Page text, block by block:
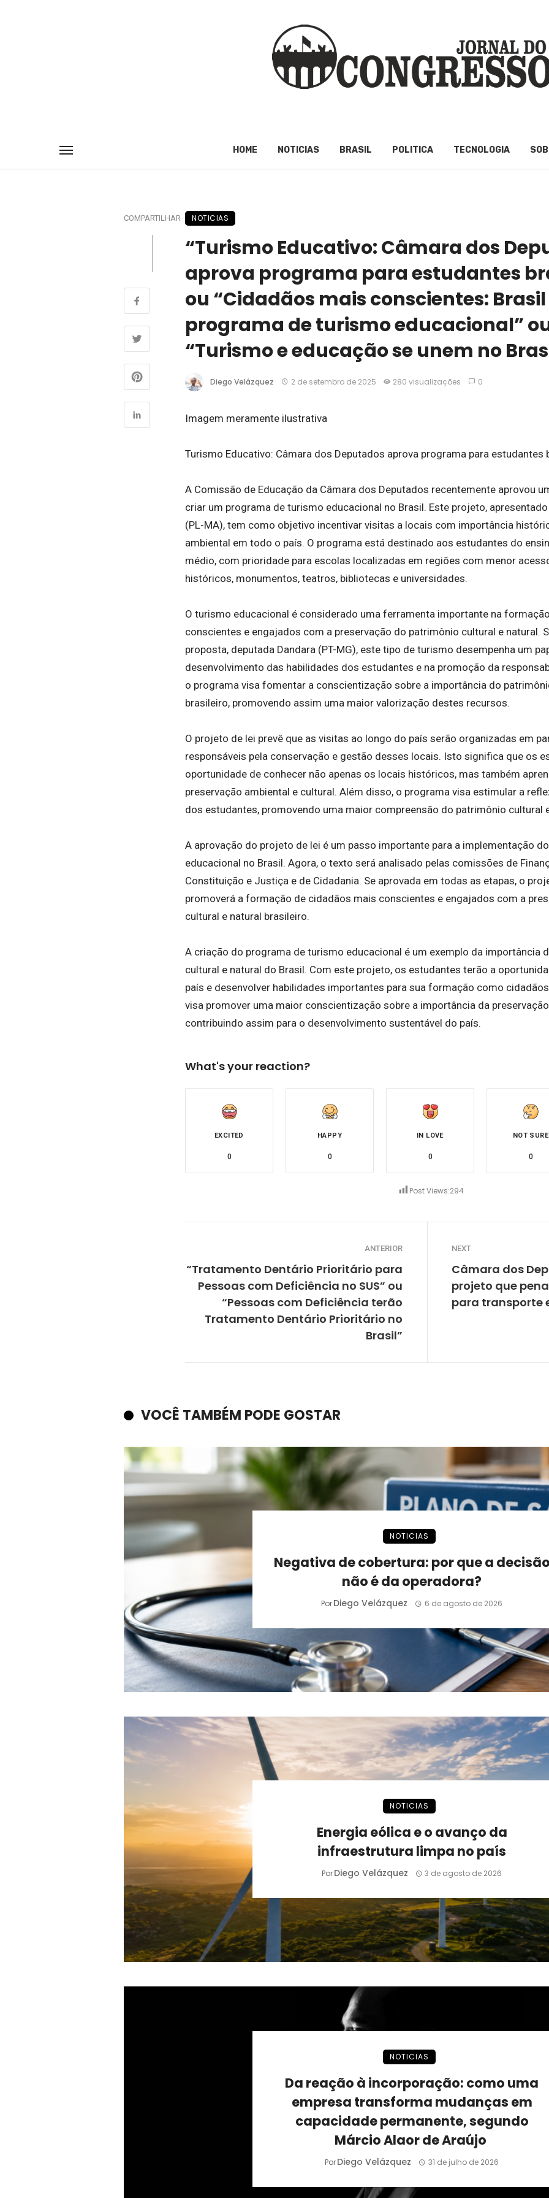
HOME NOTICIAS BRASIL POLITICA TECNOLOGIA
COMPARTILHAR NOTICIAS
“Turismo Educativo: Câmara dos
aprova programa para estudantes
ou “Cidadãos mais conscientes:
programa de turismo educacional”
“Turismo e educação se unem no
Diego Velázquez 2 de setembro de 2025 280 visualizações 0
Imagem meramente ilustrativa
Turismo Educativo: Câmara dos Deputados aprova programa para estudantes
A Comissão de Educação da Câmara dos Deputados recentemente aprovou
criar um programa de turismo educacional no Brasil. Este projeto,
(PL-MA), tem como objetivo incentivar visitas a locais com importância
ambiental em todo o país. O programa está destinado aos estudantes do
médio, com prioridade para escolas localizadas em regiões com menor
históricos, monumentos, teatros, bibliotecas e universidades.
O turismo educacional é considerado uma ferramenta importante na
conscientes e engajados com a preservação do patrimônio cultural e natural.
proposta, deputada Dandara (PT-MG), este tipo de turismo desempenha um
desenvolvimento das habilidades dos estudantes e na promoção da
o programa visa fomentar a conscientização sobre a importância do
brasileiro, promovendo assim uma maior valorização destes recursos.
O projeto de lei prevê que as visitas ao longo do país serão organizadas em
responsáveis pela conservação e gestão desses locais. Isto significa que os
oportunidade de conhecer não apenas os locais históricos, mas também
preservação ambiental e cultural. Além disso, o programa visa estimular a
dos estudantes, promovendo uma maior compreensão do patrimônio cultural
A aprovação do projeto de lei é um passo importante para a implementação
educacional no Brasil. Agora, o texto será analisado pelas comissões de
Constituição e Justiça e de Cidadania. Se aprovada em todas as etapas, o
promoverá a formação de cidadãos mais conscientes e engajados com a
cultural e natural brasileiro.
A criação do programa de turismo educacional é um exemplo da importância
cultural e natural do Brasil. Com este projeto, os estudantes terão a
país e desenvolver habilidades importantes para sua formação como
visa promover uma maior conscientização sobre a importância da
contribuindo assim para o desenvolvimento sustentável do país.
Post Views:294
What's your reaction?
EXCITED
0
HAPPY
0
IN LOVE
0
NOT SURE
0
ANTERIOR
“Tratamento Dentário Prioritário para
Pessoas com Deficiência no SUS” ou
“Pessoas com Deficiência terão
Tratamento Dentário Prioritário no
Brasil”
NEXT
Câmara dos
projeto que
para transporte
VOCÊ TAMBÉM PODE GOSTAR
NOTICIAS
Negativa de cobertura: por que a
não é da operadora?
PorDiego Velázquez 6 de agosto de 2026
NOTICIAS
Energia eólica e o avanço da
infraestrutura limpa no país
PorDiego Velázquez 3 de agosto de 2026
NOTICIAS
Da reação à incorporação: como uma
empresa transforma mudanças em
capacidade permanente, segundo
Márcio Alaor de Araújo
PorDiego Velázquez 31 de julho de 2026